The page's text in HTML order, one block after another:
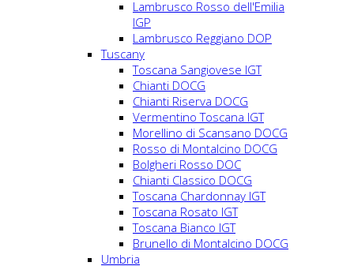
Lambrusco Rosso dell'Emilia
IGP
Lambrusco Reggiano DOP
Tuscany
Toscana Sangiovese IGT
Chianti DOCG
Chianti Riserva DOCG
Vermentino Toscana IGT
Morellino di Scansano DOCG
Rosso di Montalcino DOCG
Bolgheri Rosso DOC
Chianti Classico DOCG
Toscana Chardonnay IGT
Toscana Rosato IGT
Toscana Bianco IGT
Brunello di Montalcino DOCG
Umbria